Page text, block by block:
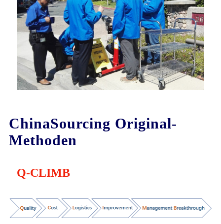
ChinaSourcing Original-
Methoden
Q-CLIMB